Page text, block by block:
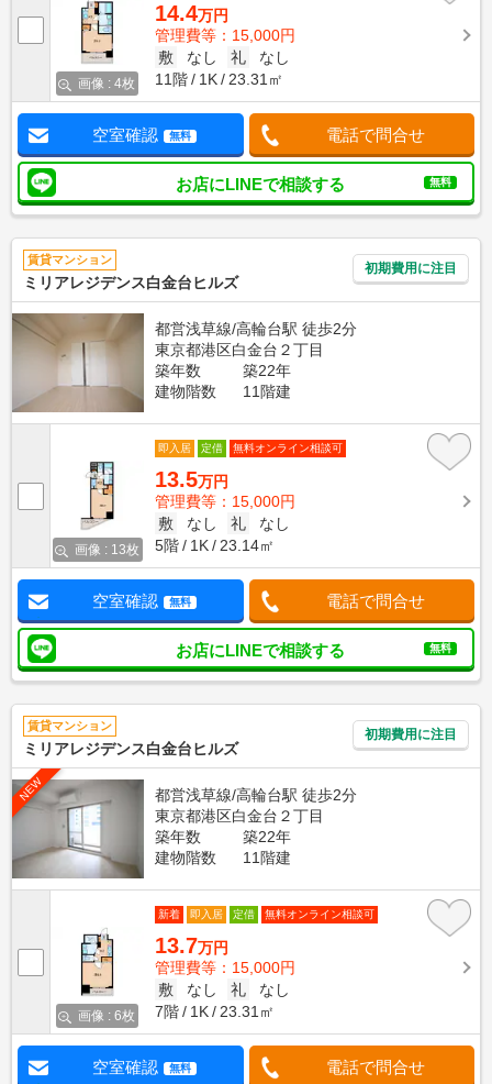
画像 : 4枚
14.4万円
管理費等：15,000円
敷
なし 礼
なし
11階
1K 23.31㎡
空室確認 無料 電話で問合せ
お店にLINEで相談する 無料
賃貸マンション
ミリアレジデンス白金台ヒルズ
初期費用に注目
都営浅草線/高輪台駅 徒歩2分
東京都港区白金台２丁目
築年数
築22年
建物階数
11階建
画像 : 13枚
即入居 定借 無料オンライン相談可
13.5万円
管理費等：15,000円
敷
なし 礼
なし
5階
1K 23.14㎡
空室確認 無料 電話で問合せ
お店にLINEで相談する 無料
賃貸マンション
ミリアレジデンス白金台ヒルズ
初期費用に注目
NEW
都営浅草線/高輪台駅 徒歩2分
東京都港区白金台２丁目
築年数
築22年
建物階数
11階建
画像 : 6枚
新着 即入居 定借 無料オンライン相談可
13.7万円
管理費等：15,000円
敷
なし 礼
なし
7階
1K 23.31㎡
空室確認 無料 電話で問合せ